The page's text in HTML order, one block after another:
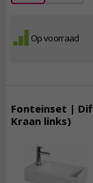
Op voorraad
Fonteinset |
Kraan links)